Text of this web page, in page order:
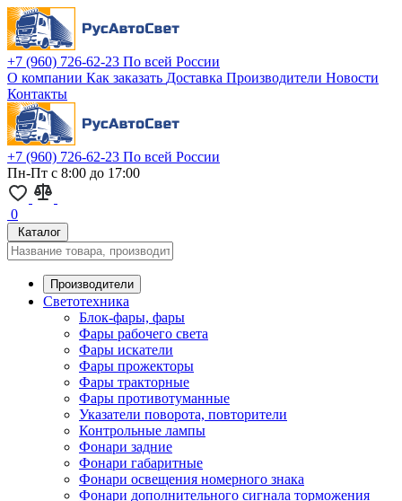
+7 (960) 726-62-23 По всей России
О компании Как заказать Доставка Производители Новости
Контакты
+7 (960) 726-62-23 По всей России
Пн-Пт с 8:00 до 17:00
0
Каталог
Производители
Светотехника
Блок-фары, фары
Фары рабочего света
Фары искатели
Фары прожекторы
Фары тракторные
Фары противотуманные
Указатели поворота, повторители
Контрольные лампы
Фонари задние
Фонари габаритные
Фонари освещения номерного знака
Фонари дополнительного сигнала торможения